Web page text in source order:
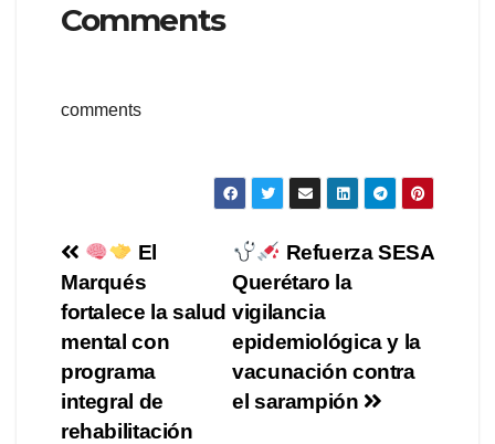
Comments
comments
Navegación
de
entradas
Refuerza SESA
Querétaro la
vigilancia
epidemiológica y la
vacunación contra
el sarampión
El
Marqués
fortalece la salud
mental con
programa
integral de
rehabilitación